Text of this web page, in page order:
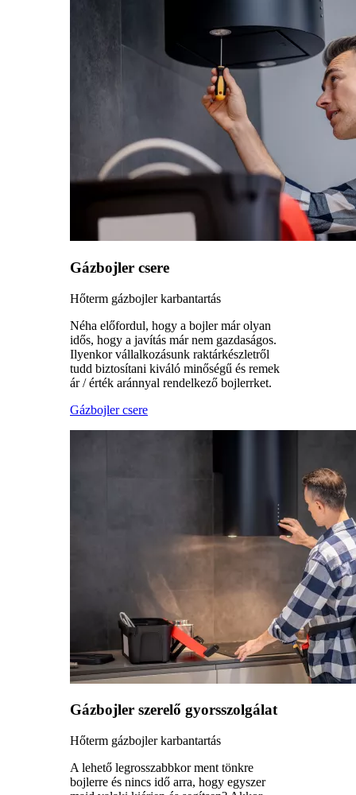
Gázbojler csere
Hőterm gázbojler karbantartás
Néha előfordul, hogy a bojler már olyan
idős, hogy a javítás már nem gazdaságos.
Ilyenkor vállalkozásunk raktárkészletről
tudd biztosítani kiváló minőségű és remek
ár / érték aránnyal rendelkező bojlerrket.
Gázbojler csere
Gázbojler szerelő gyorsszolgálat
Hőterm gázbojler karbantartás
A lehető legrosszabbkor ment tönkre
bojlerre és nincs idő arra, hogy egyszer